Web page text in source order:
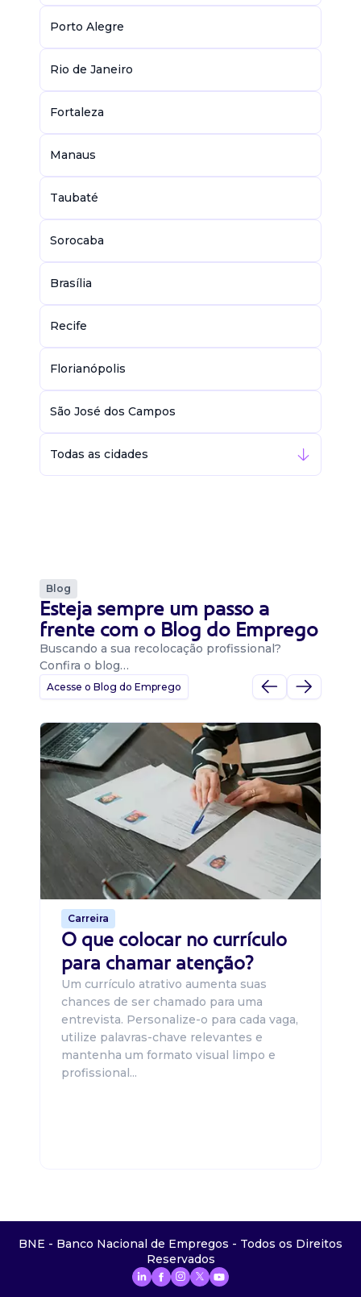
Porto Alegre
Rio de Janeiro
Fortaleza
Manaus
Taubaté
Sorocaba
Brasília
Recife
Florianópolis
São José dos Campos
Todas as cidades
Blog
Esteja sempre um passo a
frente com o Blog do Emprego
Buscando a sua recolocação profissional?
Confira o blog…
Acesse o Blog do Emprego
Carreira
O que colocar no currículo
para chamar atenção?
Um currículo atrativo aumenta suas
chances de ser chamado para uma
entrevista. Personalize-o para cada vaga,
utilize palavras-chave relevantes e
mantenha um formato visual limpo e
profissional...
BNE - Banco Nacional de Empregos - Todos os Direitos
Reservados